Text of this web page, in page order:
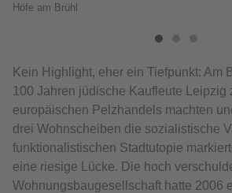
Höfe am Brühl
Kein Highlight, eher ein Tiefpunkt: Am
100 Jahren jüdische Kaufleute Leipzig
europäischen Pelzhandels machten
drei Wohnscheiben die sozialistische
funktionalistischen Stadtutopie
eine riesige Lücke. Die hoch
Wohnungsbaugesellschaft hatte 2006